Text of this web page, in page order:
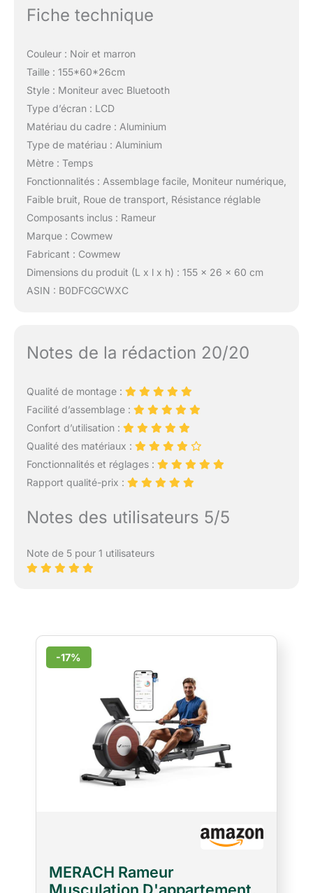
Fiche technique
Couleur : Noir et marron
Taille : 155*60*26cm
Style : Moniteur avec Bluetooth
Type d’écran : LCD
Matériau du cadre : Aluminium
Type de matériau : Aluminium
Mètre : Temps
Fonctionnalités : Assemblage facile, Moniteur numérique,
Faible bruit, Roue de transport, Résistance réglable
Composants inclus : Rameur
Marque : Cowmew
Fabricant : Cowmew
Dimensions du produit (L x l x h) : 155 x 26 x 60 cm
ASIN : B0DFCGCWXC
Notes de la rédaction 20/20
Qualité de montage :
Facilité d’assemblage :
Confort d’utilisation :
Qualité des matériaux :
Fonctionnalités et réglages :
Rapport qualité-prix :
Notes des utilisateurs 5/5
Note de 5 pour 1 utilisateurs
MERACH Rameur
-17%